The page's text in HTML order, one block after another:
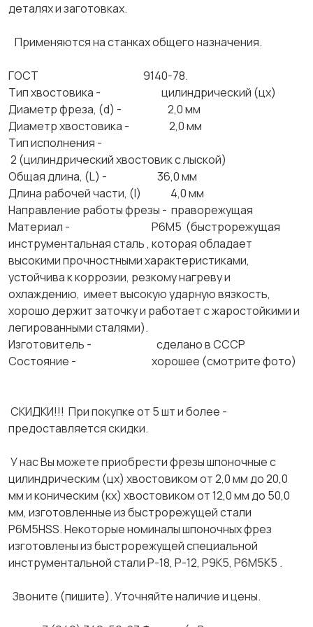
деталях и заготовках.
Применяются на станках общего назначения.
ГОСТ 9140-78.
Тип хвостовика - цилиндрический (цх)
Диаметр фреза, (d) - 2,0 мм
Диаметр хвостовика - 2,0 мм
Тип исполнения -
2 (цилиндрический хвостовик с лыской)
Общая длина, (L) - 36,0 мм
Длина рабочей части, (l) 4,0 мм
Направление работы фрезы - праворежущая
Материал - Р6М5 (быстрорежущая
инструментальная сталь , которая обладает
высокими прочностными характеристиками,
устойчива к коррозии, резкому нагреву и
охлаждению, имеет высокую ударную вязкость,
хорошо держит заточку и работает с жаростойкими и
легированными сталями).
Изготовитель - сделано в СССР
Состояние - хорошее (смотрите фото)
СКИДКИ!!! При покупке от 5 шт и более -
предоставляется скидки.
У нас Вы можете приобрести фрезы шпоночные с
цилиндрическим (цх) хвостовиком от 2,0 мм до 20,0
мм и коническим (кх) хвостовиком от 12,0 мм до 50,0
мм, изготовленные из быстрорежущей стали
Р6М5HSS. Некоторые номиналы шпоночных фрез
изготовлены из быстрорежущей специальной
инструментальной стали Р-18, Р-12, Р9К5, Р6М5К5 .
Звоните (пишите). Уточняйте наличие и цены.